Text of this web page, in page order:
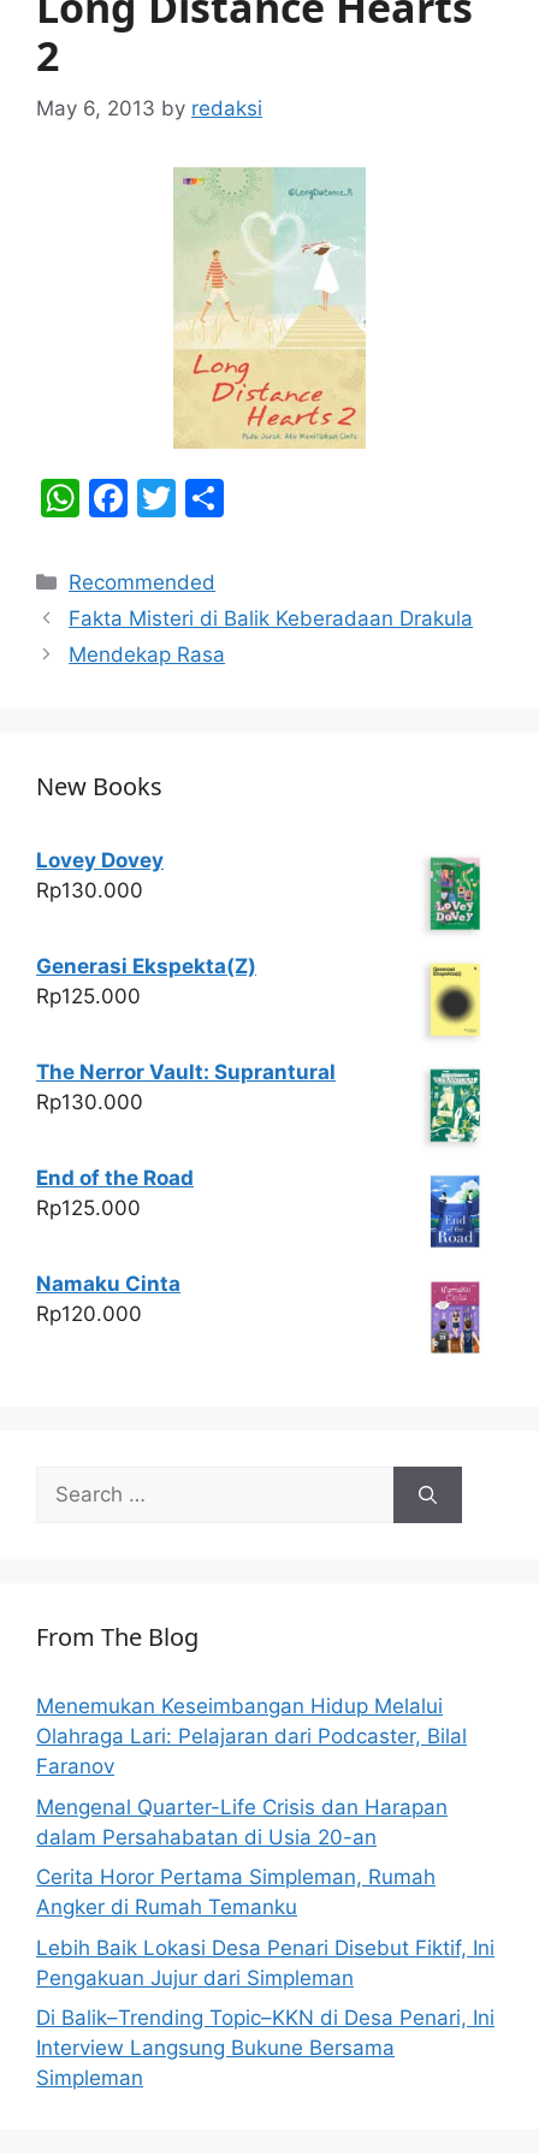
2
May 6, 2013 by redaksi
W
at
s
A
F
c
e
b
k
T
itt
er e
Categories
Recommended
Fakta Misteri di Balik Keberadaan Drakula
Mendekap Rasa
New Books
Lovey Dovey
Rp130.000
Generasi Ekspekta(Z)
Rp125.000
The Nerror Vault: Suprantural
Rp130.000
End of the Road
Rp125.000
Namaku Cinta
Rp120.000
Search
for:
From The Blog
Menemukan Keseimbangan Hidup Melalui
Olahraga Lari: Pelajaran dari Podcaster, Bilal
Faranov
Mengenal Quarter-Life Crisis dan Harapan
dalam Persahabatan di Usia 20-an
Cerita Horor Pertama Simpleman, Rumah
Angker di Rumah Temanku
Lebih Baik Lokasi Desa Penari Disebut Fiktif, Ini
Pengakuan Jujur dari Simpleman
Di Balik–Trending Topic–KKN di Desa Penari, Ini
Interview Langsung Bukune Bersama
Simpleman